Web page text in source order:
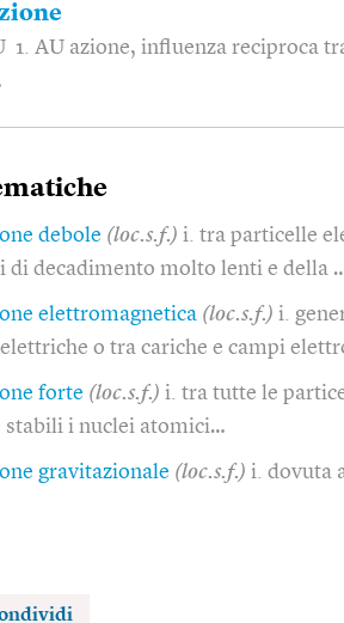
1. AU azione, influenza reciproca
debole (loc.s.f.) i. tra particelle
di decadimento molto lenti e della
elettromagnetica (loc.s.f.) i.
o tra cariche e campi
forte (loc.s.f.) i. tra tutte le
stabili i nuclei atomici…
gravitazionale (loc.s.f.) i. dovuta